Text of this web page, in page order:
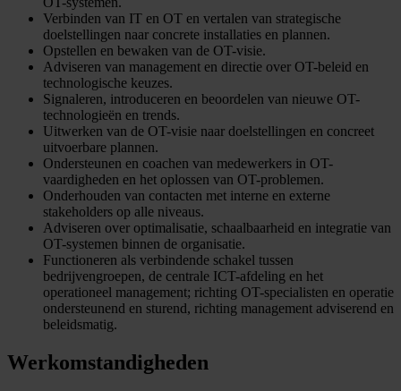
Verbinden van IT en OT en vertalen van strategische
doelstellingen naar concrete installaties en plannen.
Opstellen en bewaken van de OT-visie.
Adviseren van management en directie over OT-beleid en
technologische keuzes.
Signaleren, introduceren en beoordelen van nieuwe OT-
technologieën en trends.
Uitwerken van de OT-visie naar doelstellingen en concreet
uitvoerbare plannen.
Ondersteunen en coachen van medewerkers in OT-
vaardigheden en het oplossen van OT-problemen.
Onderhouden van contacten met interne en externe
stakeholders op alle niveaus.
Adviseren over optimalisatie, schaalbaarheid en integratie van
OT-systemen binnen de organisatie.
Functioneren als verbindende schakel tussen
bedrijvengroepen, de centrale ICT-afdeling en het
operationeel management; richting OT-specialisten en operatie
ondersteunend en sturend, richting management adviserend en
beleidsmatig.
Werkomstandigheden